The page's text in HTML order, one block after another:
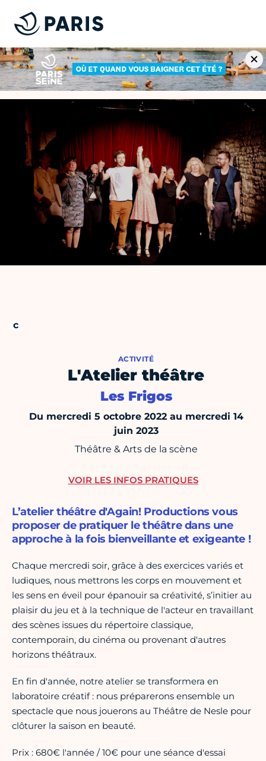
ACTIVITÉ
L'Atelier théâtre
Les Frigos
Du mercredi 5 octobre 2022 au mercredi 14
juin 2023
Théâtre & Arts de la scène
L’atelier théâtre d'Again! Productions vous
proposer de pratiquer le théâtre dans une
approche à la fois bienveillante et exigeante !
Chaque mercredi soir, grâce à des exercices variés et
ludiques, nous mettrons les corps en mouvement et
les sens en éveil pour épanouir sa créativité, s’initier au
plaisir du jeu et à la technique de l'acteur en travaillant
des scènes issues du répertoire classique,
contemporain, du cinéma ou provenant d'autres
horizons théâtraux.
En fin d'année, notre atelier se transformera en
laboratoire créatif : nous préparerons ensemble un
spectacle que nous jouerons au Théâtre de Nesle pour
clôturer la saison en beauté.
Prix : 680€ l'année / 10€ pour une séance d'essai
VOIR LES INFOS PRATIQUES